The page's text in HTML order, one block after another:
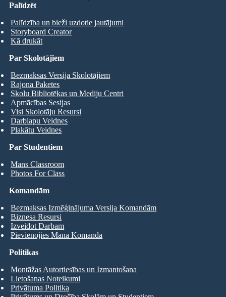
Palīdzēt
Palīdzība un bieži uzdotie jautājumi
Storyboard Creator
Kā drukāt
Par Studentiem
Mans Classroom
Photos For Class
Par Skolotājiem
Bezmaksas Versija Skolotājiem
Rajona Paketes
Skolu Bibliotēkas un Mediju Centri
Apmācības Sesijas
Visi Skolotāju Resursi
Darblapu Veidnes
Plakātu Veidnes
Komandām
Bezmaksas Izmēģinājuma Versija Komandām
Biznesa Resursi
Izveidot Darbam
Pievienojies Mana Komanda
Politikas
Montāžas Autortiesības un Izmantošana
Lietošanas Noteikumi
Privātuma Politika